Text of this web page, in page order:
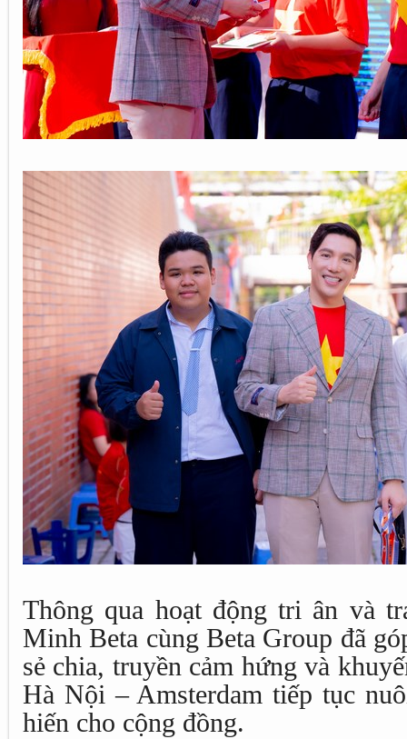
Thông qua hoạt động tri ân và
Minh Beta cùng Beta Group đã
sẻ chia, truyền cảm hứng và
Hà Nội – Amsterdam tiếp tục
hiến cho cộng đồng.